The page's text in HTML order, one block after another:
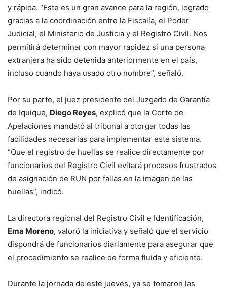
y rápida. “Este es un gran avance para la región, logrado
gracias a la coordinación entre la Fiscalía, el Poder
Judicial, el Ministerio de Justicia y el Registro Civil. Nos
permitirá determinar con mayor rapidez si una persona
extranjera ha sido detenida anteriormente en el país,
incluso cuando haya usado otro nombre”, señaló.
Por su parte, el juez presidente del Juzgado de Garantía
de Iquique, Diego Reyes, explicó que la Corte de
Apelaciones mandató al tribunal a otorgar todas las
facilidades necesarias para implementar este sistema.
“Que el registro de huellas se realice directamente por
funcionarios del Registro Civil evitará procesos frustrados
de asignación de RUN por fallas en la imagen de las
huellas”, indicó.
La directora regional del Registro Civil e Identificación,
Ema Moreno, valoró la iniciativa y señaló que el servicio
dispondrá de funcionarios diariamente para asegurar que
el procedimiento se realice de forma fluida y eficiente.
Durante la jornada de este jueves, ya se tomaron las